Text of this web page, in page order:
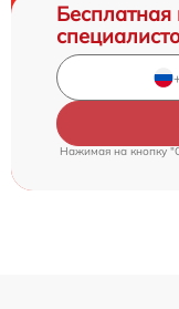
Бесплатная
Нажимая на кнопку